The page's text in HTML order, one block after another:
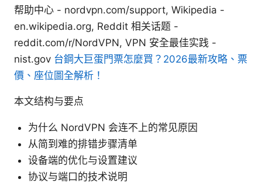
帮助中心 - nordvpn.com/support, Wikipedia -
en.wikipedia.org, Reddit 相关话题 -
reddit.com/r/NordVPN, VPN 安全最佳实践 -
nist.gov 台鋼大巨蛋門票怎麼買？2026最新攻略、票
價、座位圖全解析！
本文结构与要点
为什么 NordVPN 会连不上的常见原因
从简到难的排错步骤清单
设备端的优化与设置建议
协议与端口的技术说明